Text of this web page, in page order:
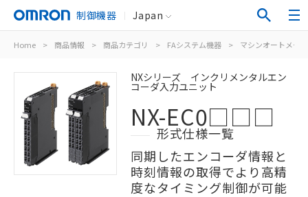
制御機器 Japan
Home > 商品情報 > 商品カテゴリ > FAシステム機器 > マシンオートメー
NXシリーズ インクリメンタルエン
コーダ入力ユニット
NX-EC0□□□
形式仕様一覧
同期したエンコーダ情報と
時刻情報の取得でより高精
度なタイミング制御が可能